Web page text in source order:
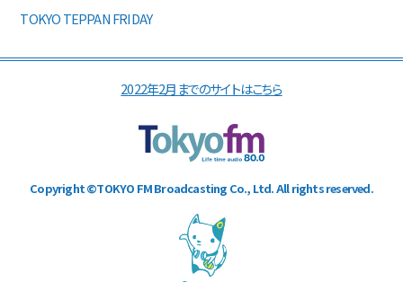
TOKYO TEPPAN FRIDAY
2022年2月までのサイトはこちら
Copyright ©TOKYO FM Broadcasting Co., Ltd. All rights reserved.